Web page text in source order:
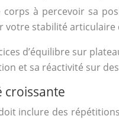
à percevoir sa
votre stabilité
d’équilibre sur
et sa réactivité sur
croissante
inclure des